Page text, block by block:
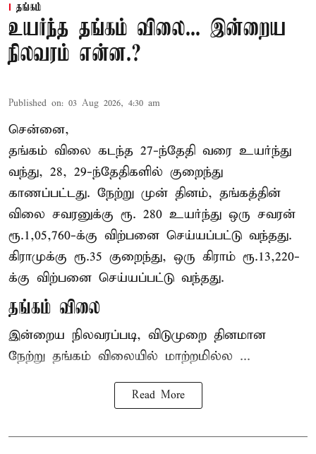
தங்கம்
உயர்ந்த தங்கம் விலை... இன்றைய
நிலவரம் என்ன.?
Published on: 03 Aug 2026, 4:30 am
சென்னை,
தங்கம் விலை கடந்த 27-ந்தேதி வரை உயர்ந்து
வந்து, 28, 29-ந்தேதிகளில் குறைந்து
காணப்பட்டது. நேற்று முன் தினம், தங்கத்தின்
விலை சவரனுக்கு ரூ. 280 உயர்ந்து ஒரு சவரன்
ரூ.1,05,760-க்கு விற்பனை செய்யப்பட்டு வந்தது.
கிராமுக்கு ரூ.35 குறைந்து, ஒரு கிராம் ரூ.13,220-
க்கு விற்பனை செய்யப்பட்டு வந்தது.
தங்கம் விலை
இன்றைய நிலவரப்படி, விடுமுறை தினமான
நேற்று தங்கம் விலையில் மாற்றமில்ல ...
Read More